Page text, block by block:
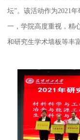
坛”。该活动作为2021
一，学院高度重视，精
和研究生学术墙板等丰